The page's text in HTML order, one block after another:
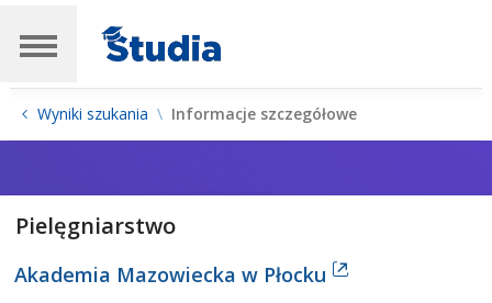
Wyniki szukania Informacje szczegółowe
Pielęgniarstwo
Akademia Mazowiecka w Płocku